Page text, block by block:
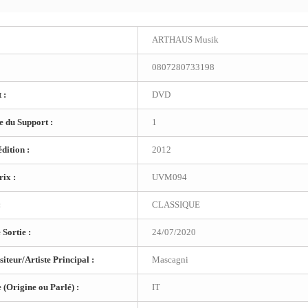
ARTHAUS Musik
0807280733198
: DVD
du Support : 1
: 2012
: UVM094
CLASSIQUE
Sortie : 24/07/2020
Artiste Principal : Mascagni
(Origine ou Parlé) : IT